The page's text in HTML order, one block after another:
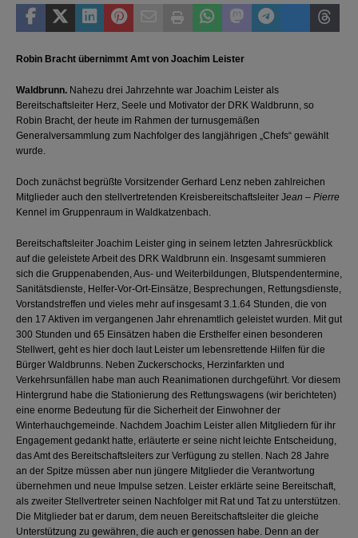
Robin Bracht übernimmt Amt von Joachim Leister
Waldbrunn. Nahezu drei Jahrzehnte war Joachim Leister als
Bereitschaftsleiter Herz, Seele und Motivator der DRK Waldbrunn, so
Robin Bracht, der heute im Rahmen der turnusgemäßen
Generalversammlung zum Nachfolger des langjährigen „Chefs“ gewählt
wurde.
Doch zunächst begrüßte Vorsitzender Gerhard Lenz neben zahlreichen
Mitglieder auch den stellvertretenden Kreisbereitschaftsleiter Jean – Pierre
Kennel im Gruppenraum in Waldkatzenbach.
Bereitschaftsleiter Joachim Leister ging in seinem letzten Jahresrückblick
auf die geleistete Arbeit des DRK Waldbrunn ein. Insgesamt summieren
sich die Gruppenabenden, Aus- und Weiterbildungen, Blutspendentermine,
Sanitätsdienste, Helfer-Vor-Ort-Einsätze, Besprechungen, Rettungsdienste,
Vorstandstreffen und vieles mehr auf insgesamt 3.1.64 Stunden, die von
den 17 Aktiven im vergangenen Jahr ehrenamtlich geleistet wurden. Mit gut
300 Stunden und 65 Einsätzen haben die Ersthelfer einen besonderen
Stellwert, geht es hier doch laut Leister um lebensrettende Hilfen für die
Bürger Waldbrunns. Neben Zuckerschocks, Herzinfarkten und
Verkehrsunfällen habe man auch Reanimationen durchgeführt. Vor diesem
Hintergrund habe die Stationierung des Rettungswagens (wir berichteten)
eine enorme Bedeutung für die Sicherheit der Einwohner der
Winterhauchgemeinde. Nachdem Joachim Leister allen Mitgliedern für ihr
Engagement gedankt hatte, erläuterte er seine nicht leichte Entscheidung,
das Amt des Bereitschaftsleiters zur Verfügung zu stellen. Nach 28 Jahre
an der Spitze müssen aber nun jüngere Mitglieder die Verantwortung
übernehmen und neue Impulse setzen. Leister erklärte seine Bereitschaft,
als zweiter Stellvertreter seinen Nachfolger mit Rat und Tat zu unterstützen.
Die Mitglieder bat er darum, dem neuen Bereitschaftsleiter die gleiche
Unterstützung zu gewähren, die auch er genossen habe. Denn an der